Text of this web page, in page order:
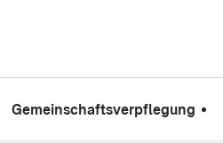
Gemeinschaftsverpflegung